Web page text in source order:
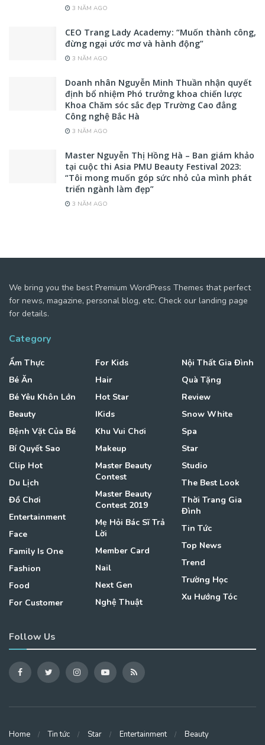
3 NĂM AGO
CEO Trang Lady Academy: “Muốn thành công,
đừng ngại ước mơ và hành động”
3 NĂM AGO
Doanh nhân Nguyễn Minh Thuần nhận quyết
định bổ nhiệm Phó trưởng khoa chiến lược
Khoa Chăm sóc sắc đẹp Trường Cao đẳng
Công nghệ Bắc Hà
3 NĂM AGO
Master Nguyễn Thị Hồng Hà – Ban giám khảo
tại cuộc thi Asia PMU Beauty Festival 2023:
“Tôi mong muốn góp sức nhỏ của mình phát
triển ngành làm đẹp”
3 NĂM AGO
We bring you the best Premium WordPress Themes that perfect
for news, magazine, personal blog, etc. Check our landing page
for details.
Category
Ẩm Thực
Bé Ăn
Bé Yêu Khôn Lớn
Beauty
Bệnh Vặt Của Bé
Bí Quyết Sao
Clip Hot
Du Lịch
Đồ Chơi
Entertainment
Face
Family Is One
Fashion
Food
For Customer
For Kids
Hair
Hot Star
IKids
Khu Vui Chơi
Makeup
Master Beauty
Contest
Master Beauty
Contest 2019
Mẹ Hỏi Bác Sĩ Trả
Lời
Member Card
Nail
Next Gen
Nghệ Thuật
Nội Thất Gia Đình
Quà Tặng
Review
Snow White
Spa
Star
Studio
The Best Look
Thời Trang Gia
Đình
Tin Tức
Top News
Trend
Trường Học
Xu Hướng Tóc
Follow Us
Home Tin tức Star Entertainment Beauty